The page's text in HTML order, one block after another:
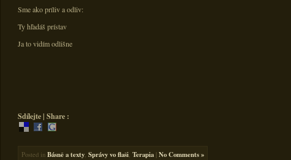
Sme ako príliv a odliv:
Ty hľadáš prístav
Ja to vidím odlišne
Sdílejte | Share :
Posted in Básně a texty Správy vo flaši Terapia |No Comments »